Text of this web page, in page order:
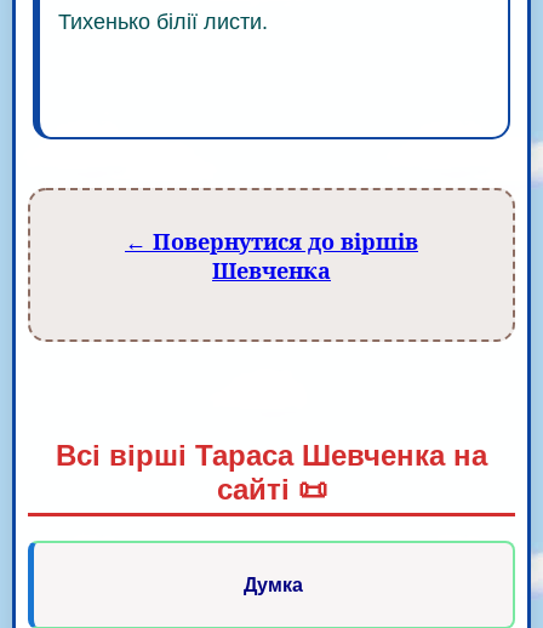
Тихенько білії листи.
← Повернутися до віршів
Шевченка
Всі вірші Тараса Шевченка на
сайті 📜
Думка